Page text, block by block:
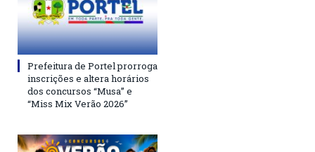
Prefeitura de Portel prorroga
inscrições e altera horários
dos concursos “Musa” e
“Miss Mix Verão 2026”